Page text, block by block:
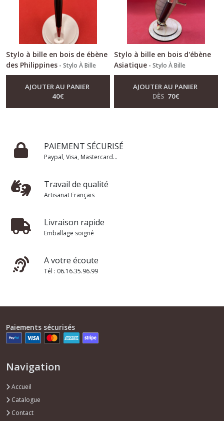
Stylo à bille en bois de ébène
des Philippines - Stylo À Bille
AJOUTER AU PANIER
40€
Stylo à bille en bois d'ébène
Asiatique -Stylo À Bille
AJOUTER AU PANIER
DÈS 70€
PAIEMENT SÉCURISÉ
Paypal, Visa, Mastercard...
Travail de qualité
Artisanat Français
Livraison rapide
Emballage soigné
A votre écoute
Tél : 06.16.35.96.99
Paiements sécurisés
Navigation
Accueil
Catalogue
Contact